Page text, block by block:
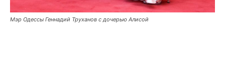
Мэр Одессы Геннадий Труханов с дочерью Алисой